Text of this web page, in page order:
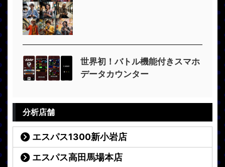
世界初！バトル機能付きスマホ
データカウンター
分析店舗
エスパス1300新小岩店
エスパス高田馬場本店